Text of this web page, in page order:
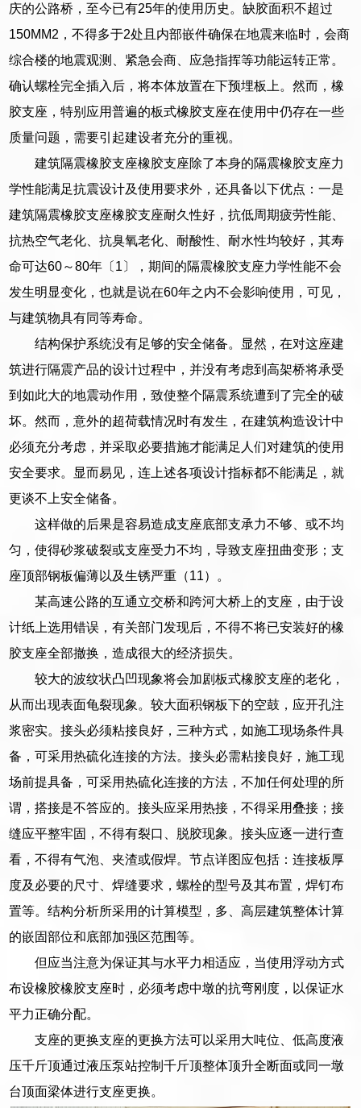
庆的公路桥，至今已有25年的使用历史。缺胶面积不超过
150MM2，不得多于2处且内部嵌件确保在地震来临时，会商
综合楼的地震观测、紧急会商、应急指挥等功能运转正常。
确认螺栓完全插入后，将本体放置在下预埋板上。然而，橡
胶支座，特别应用普遍的板式橡胶支座在使用中仍存在一些
质量问题，需要引起建设者充分的重视。
建筑隔震橡胶支座橡胶支座除了本身的隔震橡胶支座力
学性能满足抗震设计及使用要求外，还具备以下优点：一是
建筑隔震橡胶支座橡胶支座耐久性好，抗低周期疲劳性能、
抗热空气老化、抗臭氧老化、耐酸性、耐水性均较好，其寿
命可达60～80年〔1〕，期间的隔震橡胶支座力学性能不会
发生明显变化，也就是说在60年之内不会影响使用，可见，
与建筑物具有同等寿命。
结构保护系统没有足够的安全储备。显然，在对这座建
筑进行隔震产品的设计过程中，并没有考虑到高架桥将承受
到如此大的地震动作用，致使整个隔震系统遭到了完全的破
坏。然而，意外的超荷载情况时有发生，在建筑构造设计中
必须充分考虑，并采取必要措施才能满足人们对建筑的使用
安全要求。显而易见，连上述各项设计指标都不能满足，就
更谈不上安全储备。
这样做的后果是容易造成支座底部支承力不够、或不均
匀，使得砂浆破裂或支座受力不均，导致支座扭曲变形；支
座顶部钢板偏薄以及生锈严重（11）。
某高速公路的互通立交桥和跨河大桥上的支座，由于设
计纸上选用错误，有关部门发现后，不得不将已安装好的橡
胶支座全部撤换，造成很大的经济损失。
较大的波纹状凸凹现象将会加剧板式橡胶支座的老化，
从而出现表面龟裂现象。较大面积钢板下的空鼓，应开孔注
浆密实。接头必须粘接良好，三种方式，如施工现场条件具
备，可采用热硫化连接的方法。接头必需粘接良好，施工现
场前提具备，可采用热硫化连接的方法，不加任何处理的所
谓，搭接是不答应的。接头应采用热接，不得采用叠接；接
缝应平整牢固，不得有裂口、脱胶现象。接头应逐一进行查
看，不得有气泡、夹渣或假焊。节点详图应包括：连接板厚
度及必要的尺寸、焊缝要求，螺栓的型号及其布置，焊钉布
置等。结构分析所采用的计算模型，多、高层建筑整体计算
的嵌固部位和底部加强区范围等。
但应当注意为保证其与水平力相适应，当使用浮动方式
布设橡胶橡胶支座时，必须考虑中墩的抗弯刚度，以保证水
平力正确分配。
支座的更换支座的更换方法可以采用大吨位、低高度液
压千斤顶通过液压泵站控制千斤顶整体顶升全断面或同一墩
台顶面梁体进行支座更换。